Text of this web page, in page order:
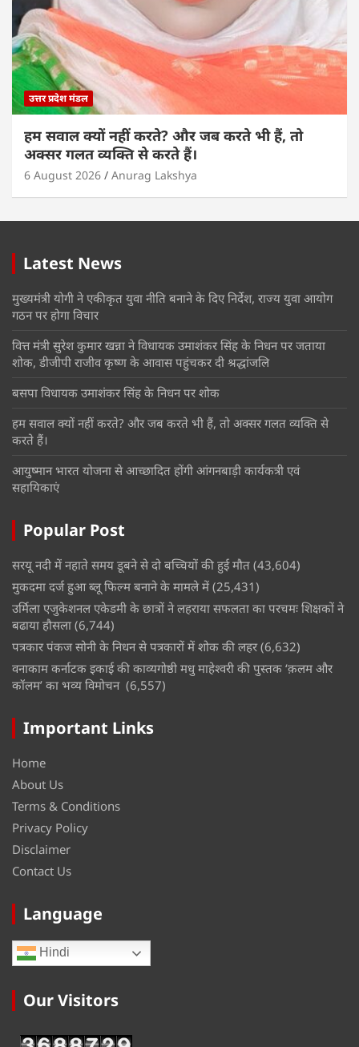
उत्तर प्रदेश मंडल
हम सवाल क्यों नहीं करते? और जब करते भी हैं, तो
अक्सर गलत व्यक्ति से करते हैं।
6 August 2026 Anurag Lakshya
Latest News
मुख्यमंत्री योगी ने एकीकृत युवा नीति बनाने के दिए निर्देश, राज्य युवा आयोग
गठन पर होगा विचार
वित्त मंत्री सुरेश कुमार खन्ना ने विधायक उमाशंकर सिंह के निधन पर जताया
शोक, डीजीपी राजीव कृष्ण के आवास पहुंचकर दी श्रद्धांजलि
बसपा विधायक उमाशंकर सिंह के निधन पर शोक
हम सवाल क्यों नहीं करते? और जब करते भी हैं, तो अक्सर गलत व्यक्ति से
करते हैं।
आयुष्मान भारत योजना से आच्छादित होंगी आंगनबाड़ी कार्यकत्री एवं
सहायिकाएं
Popular Post
सरयू नदी में नहाते समय डूबने से दो बच्चियों की हुई मौत (43,604)
मुकदमा दर्ज हुआ ब्लू फिल्म बनाने के मामले में (25,431)
उर्मिला एजुकेशनल एकेडमी के छात्रों ने लहराया सफलता का परचमः शिक्षकों ने
बढाया हौसला (6,744)
पत्रकार पंकज सोनी के निधन से पत्रकारों में शोक की लहर (6,632)
वनाकाम कर्नाटक इकाई की काव्यगोष्ठी मधु माहेश्वरी की पुस्तक ‘क़लम और
कॉलम’ का भव्य विमोचन (6,557)
Important Links
Home
About Us
Terms & Conditions
Privacy Policy
Disclaimer
Contact Us
Language
Hindi
Our Visitors